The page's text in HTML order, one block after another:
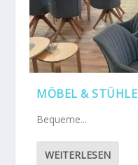
MÖBEL & STÜHLE
Bequeme...
WEITERLESEN